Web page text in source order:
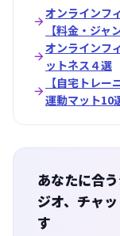

オンラインフ
【料金・ジャ

オンラインフ
ットネス４選

【自宅トレ
運動マット10
あなたに合
ジオ、チャ
す